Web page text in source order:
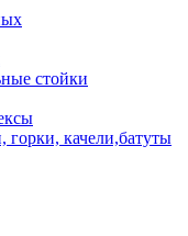
стойки
качели,батуты